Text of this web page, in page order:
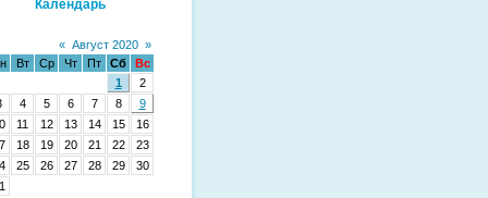
Календарь
« Август 2020 »
Вт Ср Чт Пт Сб
Вс
1
2
4 5 6 7 8
9
11 12 13 14 15
16
18 19 20 21 22
23
25 26 27 28 29
30